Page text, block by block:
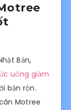
Bản,
uống giảm
bận rộn.
Motree